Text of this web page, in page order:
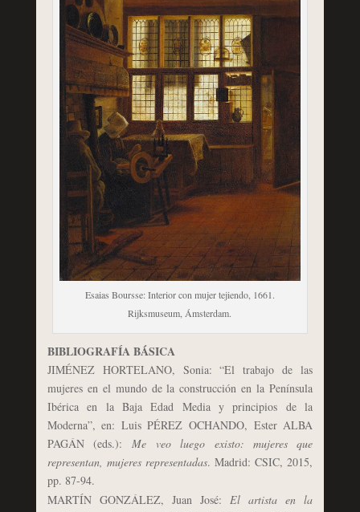
Esaias Boursse: Interior con mujer tejiendo, 1661.
Rijksmuseum, Ámsterdam.
BIBLIOGRAFÍA BÁSICA
JIMÉNEZ HORTELANO, Sonia: “El trabajo de las
mujeres en el mundo de la construcción en la Península
Ibérica en la Baja Edad Media y principios de la
Moderna”, en: Luis PÉREZ OCHANDO, Ester ALBA
PAGÁN (eds.):Me veo luego existo: mujeres que
representan, mujeres representadas. Madrid: CSIC, 2015,
pp. 87-94.
MARTÍN GONZÁLEZ, Juan José:El artista en la